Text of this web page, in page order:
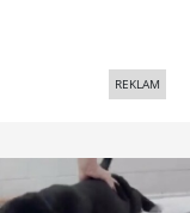
REKLAM